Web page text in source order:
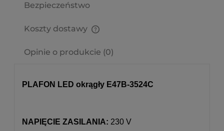
Bezpieczeństwo
Koszty dostawy
Opinie o produkcie (0)
PLAFON LED okrągły E47B-3524C
NAPIĘCIE ZASILANIA: 230 V